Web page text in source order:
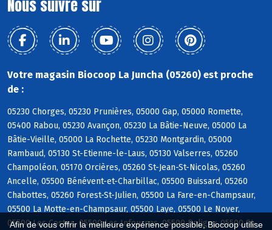
Afin de vous offrir la meilleure expérience possible, Biocoop utilise
Nous suivre sur
Votre magasin Biocoop La Juncha (05260) est proche
de :
05230 Chorges, 05230 Prunières, 05000 Gap, 05000 Romette,
05400 Rabou, 05230 Avançon, 05230 La Bâtie-Neuve, 05000 La
Bâtie-Vieille, 05000 La Rochette, 05230 Montgardin, 05000
Rambaud, 05130 St-Etienne-le-Laus, 05130 Valserres, 05260
Champoléon, 05170 Orcières, 05260 St-Jean-St-Nicolas, 05260
Ancelle, 05500 Bénévent-et-Charbillac, 05500 Buissard, 05260
Chabottes, 05260 Forest-St-Julien, 05500 La Fare-en-Champsaur,
05500 La Motte-en-Champsaur, 05500 Laye, 05500 Le Noyer,
05500 Les Costes, 05500 Les Infournas, 05500 Poligny, 05500 St-